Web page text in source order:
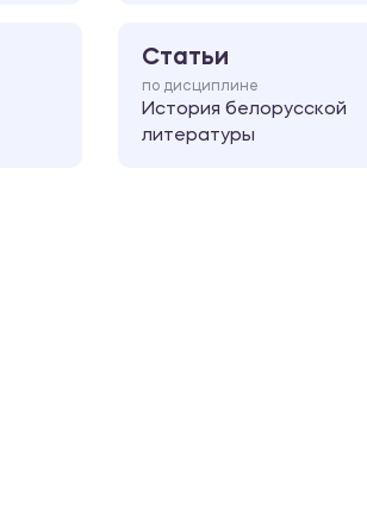
Статьи
по дисциплине
История белорусской
литературы